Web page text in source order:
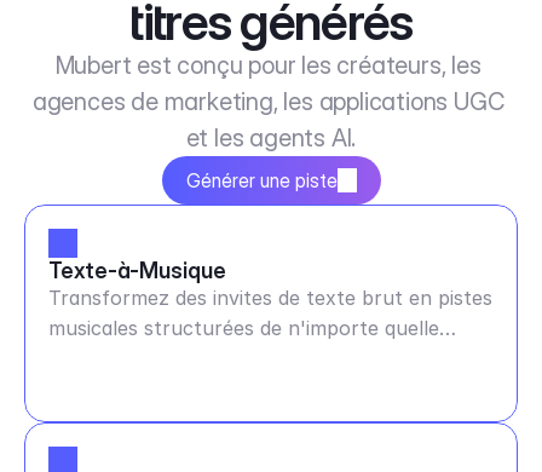
titres générés
Mubert est conçu pour les créateurs, les
agences de marketing, les applications UGC
et les agents AI.
Générer une piste
Texte-à-Musique
Transformez des invites de texte brut en pistes
musicales structurées de n'importe quelle